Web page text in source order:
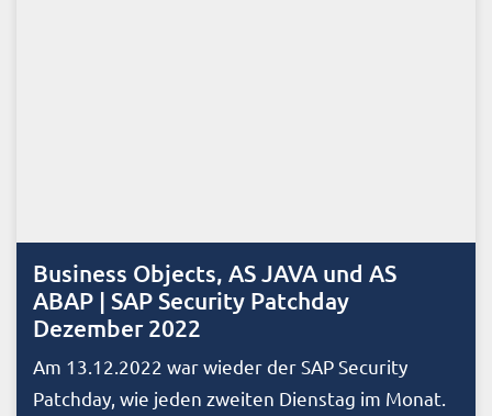
Business Objects, AS JAVA und AS
ABAP | SAP Security Patchday
Dezember 2022
Am 13.12.2022 war wieder der SAP Security
Patchday, wie jeden zweiten Dienstag im Monat.